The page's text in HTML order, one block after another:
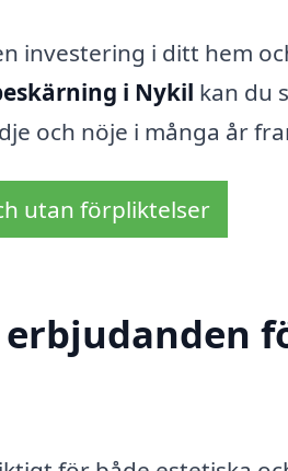
investering i ditt hem
i Nykil kan du
och nöje i många år
utan förpliktelser